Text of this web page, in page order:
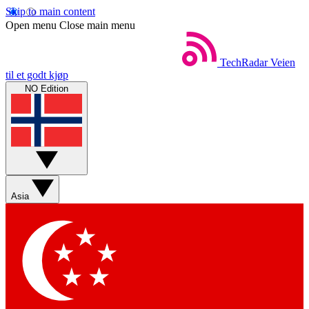
Skip to main content
Open menu Close main menu
TechRadar Veien
til et godt kjøp
NO Edition
Asia